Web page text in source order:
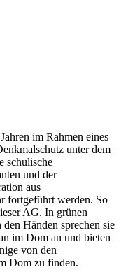
im Rahmen eines
unter dem
schulische
und der
aus
fortgeführt werden. So
AG. In grünen
Händen sprechen sie
im Dom an und bieten
von den
Dom zu finden.